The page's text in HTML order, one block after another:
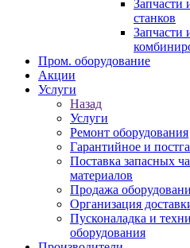
Запчасти
станков
Запчасти
Пром. оборудование
Акции
Услуги
Назад
Услуги
Ремонт оборудования
Гарантийное и
Поставка запасных
материалов
Продажа
Организация
Пусконаладка и
оборудования